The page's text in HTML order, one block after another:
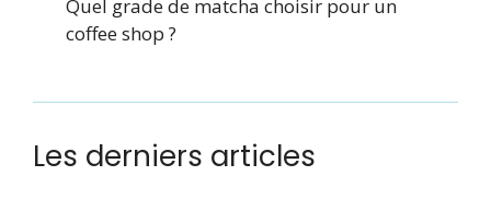
Quel grade de matcha choisir pour un
coffee shop ?
Les derniers articles